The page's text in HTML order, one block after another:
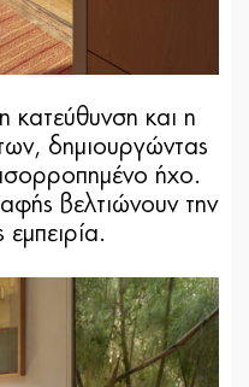
κατεύθυνση και η
δημιουργώντας
ήχο.
βελτιώνουν την